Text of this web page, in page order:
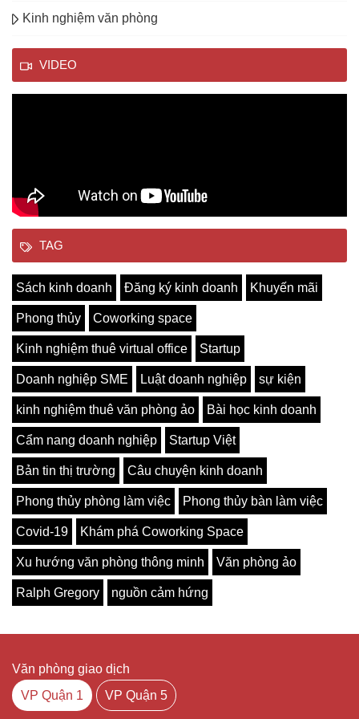
Kinh nghiệm văn phòng
VIDEO
TAG
Sách kinh doanh Đăng ký kinh doanh Khuyến mãi
Phong thủy Coworking space
Kinh nghiệm thuê virtual office Startup
Doanh nghiệp SME Luật doanh nghiệp sự kiện
kinh nghiệm thuê văn phòng ảo Bài học kinh doanh
Cẩm nang doanh nghiệp Startup Việt
Bản tin thị trường Câu chuyện kinh doanh
Phong thủy phòng làm việc Phong thủy bàn làm việc
Covid-19 Khám phá Coworking Space
Xu hướng văn phòng thông minh Văn phòng ảo
Ralph Gregory nguồn cảm hứng
Văn phòng giao dịch
VP Quận 1
VP Quận 5